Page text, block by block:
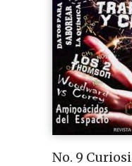
No. 9